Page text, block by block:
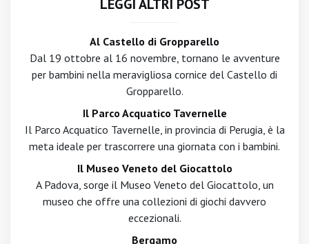
LEGGI ALTRI POST
Al Castello di Gropparello
Dal 19 ottobre al 16 novembre, tornano le avventure
per bambini nella meravigliosa cornice del Castello di
Gropparello.
Il Parco Acquatico Tavernelle
Il Parco Acquatico Tavernelle, in provincia di Perugia, è la
meta ideale per trascorrere una giornata con i bambini.
Il Museo Veneto del Giocattolo
A Padova, sorge il Museo Veneto del Giocattolo, un
museo che offre una collezioni di giochi davvero
eccezionali.
Bergamo